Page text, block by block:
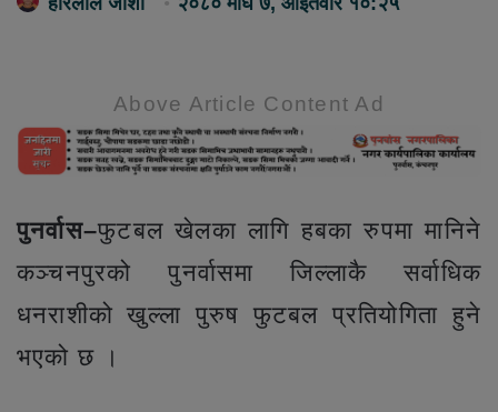
Above Article Content Ad
पुनर्वास–फुटबल खेलका लागि हबका रुपमा मानिने
कञ्चनपुरको पुनर्वासमा जिल्लाकै सर्वाधिक
धनराशीको खुल्ला पुरुष फुटबल प्रतियोगिता हुने
भएको छ ।